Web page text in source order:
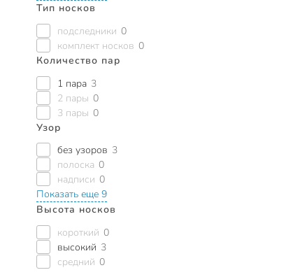
Тип носков
подследники 0
комплект носков 0
Количество пар
1 пара 3
2 пары 0
3 пары 0
Узор
без узоров 3
полоска 0
надписи 0
Показать еще 9
Высота носков
короткий 0
высокий 3
средний 0